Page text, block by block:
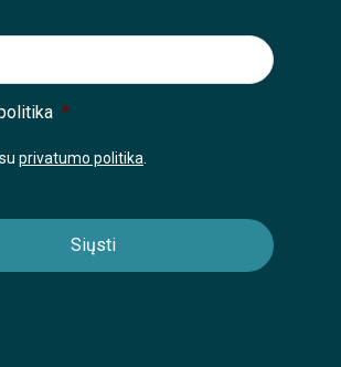
*
privatumo politika